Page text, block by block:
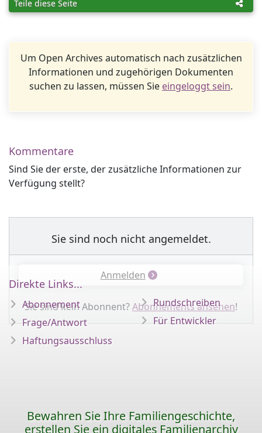
Teile diese Seite
Um Open Archives automatisch nach zusätzlichen
Informationen und zugehörigen Dokumenten
suchen zu lassen, müssen Sie eingeloggt sein.
Kommentare
Sind Sie der erste, der zusätzliche Informationen zur
Verfügung stellt?
Sie sind noch nicht angemeldet.
Anmelden
Sie sind kein Abonnent?Abonnements ansehen!
Direkte Links...
Abonnement
Frage/Antwort
Haftungsausschluss
Rundschreiben
Für Entwickler
Bewahren Sie Ihre Familiengeschichte,
erstellen Sie ein digitales Familienarchiv